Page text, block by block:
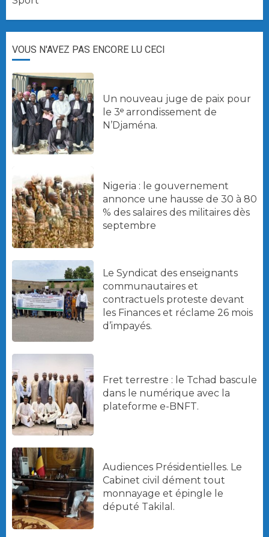
VOUS N'AVEZ PAS ENCORE LU CECI
Un nouveau juge de paix pour
le 3ᵉ arrondissement de
N’Djaména.
Nigeria : le gouvernement
annonce une hausse de 30 à 80
% des salaires des militaires dès
septembre
Le Syndicat des enseignants
communautaires et
contractuels proteste devant
les Finances et réclame 26 mois
d’impayés.
Fret terrestre : le Tchad bascule
dans le numérique avec la
plateforme e-BNFT.
Audiences Présidentielles. Le
Cabinet civil dément tout
monnayage et épingle le
député Takilal.